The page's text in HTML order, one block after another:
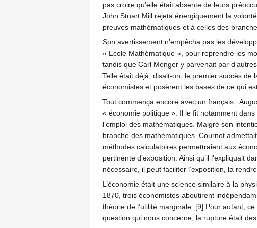
pas croire qu’elle était absente de leurs
John Stuart Mill rejeta énergiquement la
preuves mathématiques et à celles des
Son avertissement n’empêcha pas les
« Ecole Mathématique », pour reprendre les
tandis que Carl Menger y parvenait par
Telle était déjà, disait-on, le premier succès
économistes et posèrent les bases de ce qui
Tout commença encore avec un français :
« économie politique ». Il le fit notamment dans
l’emploi des mathématiques. Malgré son
branche des mathématiques. Cournot
méthodes calculatoires permettraient aux
pertinente d’exposition. Ainsi qu’il l’expliquait
nécessaire, il peut faciliter l’exposition, la
L’économie était une science similaire à la
1870, trois économistes aboutirent
théorie de l’utilité marginale. [9] Pour autant,
question qui nous concerne, la rupture était